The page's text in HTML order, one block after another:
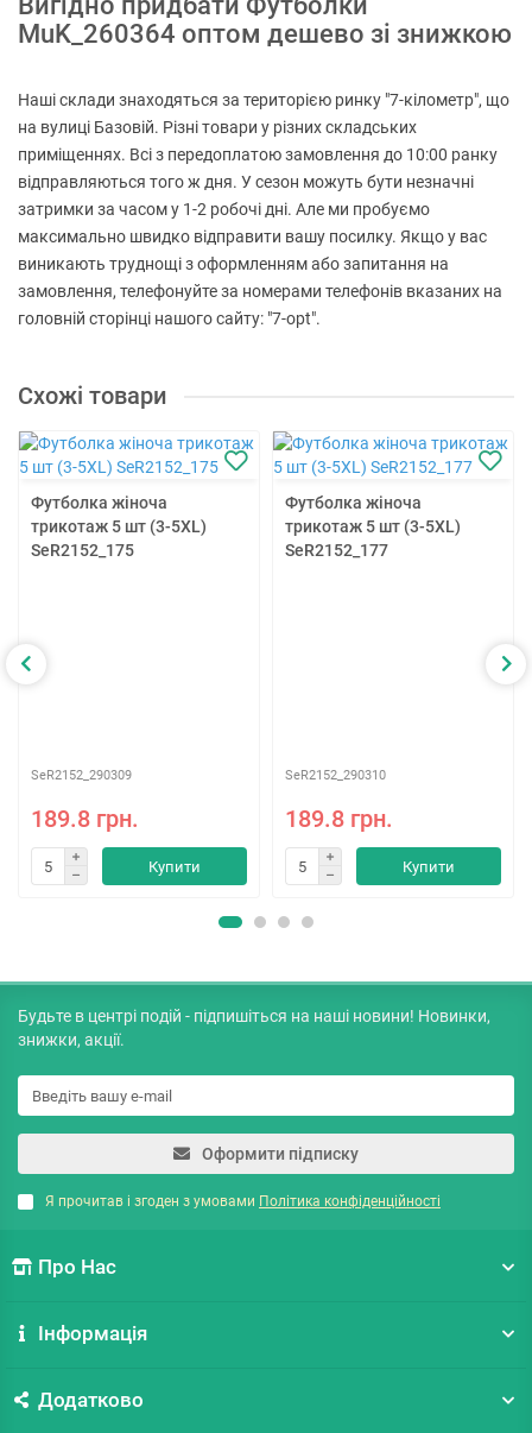
MuK_260364 оптом дешево зі знижкою
Наші склади знаходяться за територією ринку "7-кілометр", що
на вулиці Базовій. Різні товари у різних складських
приміщеннях. Всі з передоплатою замовлення до 10:00 ранку
відправляються того ж дня. У сезон можуть бути незначні
затримки за часом у 1-2 робочі дні. Але ми пробуємо
максимально швидко відправити вашу посилку. Якщо у вас
виникають труднощі з оформленням або запитання на
замовлення, телефонуйте за номерами телефонів вказаних на
головній сторінці нашого сайту: "7-opt".
Схожі товари
Футболка жіноча
трикотаж 5 шт (3-5XL)
SeR2152_175
SeR2152_290309
189.8 грн.
Купити
Футболка жіноча
трикотаж 5 шт (3-5XL)
SeR2152_177
SeR2152_290310
189.8 грн.
Купити
Будьте в центрі подій - підпишіться на наші новини! Новинки,
знижки, акції.
Оформити підписку
Я прочитав і згоден з умовами Політика конфіденційності
Про Нас
Інформація
Додатково